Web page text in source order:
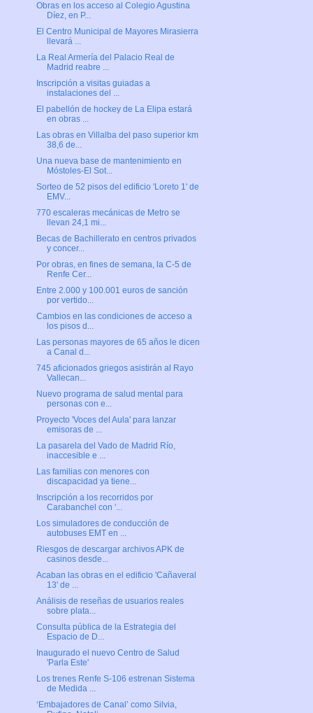
Obras en los acceso al Colegio Agustina
Díez, en P...
El Centro Municipal de Mayores Mirasierra
llevará ...
La Real Armería del Palacio Real de
Madrid reabre ...
Inscripción a visitas guiadas a
instalaciones del ...
El pabellón de hockey de La Elipa estará
en obras ...
Las obras en Villalba del paso superior km
38,6 de...
Una nueva base de mantenimiento en
Móstoles-El Sot...
Sorteo de 52 pisos del edificio 'Loreto 1' de
EMV...
770 escaleras mecánicas de Metro se
llevan 24,1 mi...
Becas de Bachillerato en centros privados
y concer...
Por obras, en fines de semana, la C-5 de
Renfe Cer...
Entre 2.000 y 100.001 euros de sanción
por vertido...
Cambios en las condiciones de acceso a
los pisos d...
Las personas mayores de 65 años le dicen
a Canal d...
745 aficionados griegos asistirán al Rayo
Vallecan...
Nuevo programa de salud mental para
personas con e...
Proyecto 'Voces del Aula' para lanzar
emisoras de ...
La pasarela del Vado de Madrid Río,
inaccesible e ...
Las familias con menores con
discapacidad ya tiene...
Inscripción a los recorridos por
Carabanchel con '...
Los simuladores de conducción de
autobuses EMT en ...
Riesgos de descargar archivos APK de
casinos desde...
Acaban las obras en el edificio 'Cañaveral
13' de ...
Análisis de reseñas de usuarios reales
sobre plata...
Consulta pública de la Estrategia del
Espacio de D...
Inaugurado el nuevo Centro de Salud
'Parla Este'
Los trenes Renfe S-106 estrenan Sistema
de Medida ...
‘Embajadores de Canal’ como Silvia,